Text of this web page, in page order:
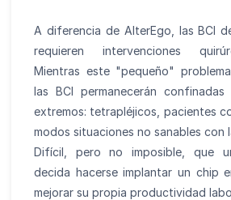
A diferencia de AlterEgo, las BCI
requieren intervenciones
Mientras este "pequeño"
las BCI permanecerán
extremos: tetrapléjicos, pacientes
modos situaciones no sanables con
Difícil, pero no imposible, que
decida hacerse implantar un chip
mejorar su propia productividad